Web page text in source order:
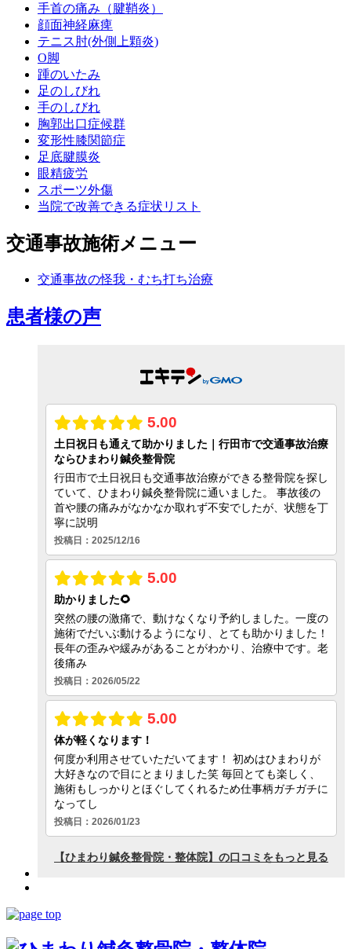
手首の痛み（腱鞘炎）
顔面神経麻痺
テニス肘(外側上顆炎)
O脚
踵のいたみ
足のしびれ
手のしびれ
胸郭出口症候群
変形性膝関節症
足底腱膜炎
眼精疲労
スポーツ外傷
当院で改善できる症状リスト
交通事故施術メニュー
交通事故の怪我・むち打ち治療
患者様の声